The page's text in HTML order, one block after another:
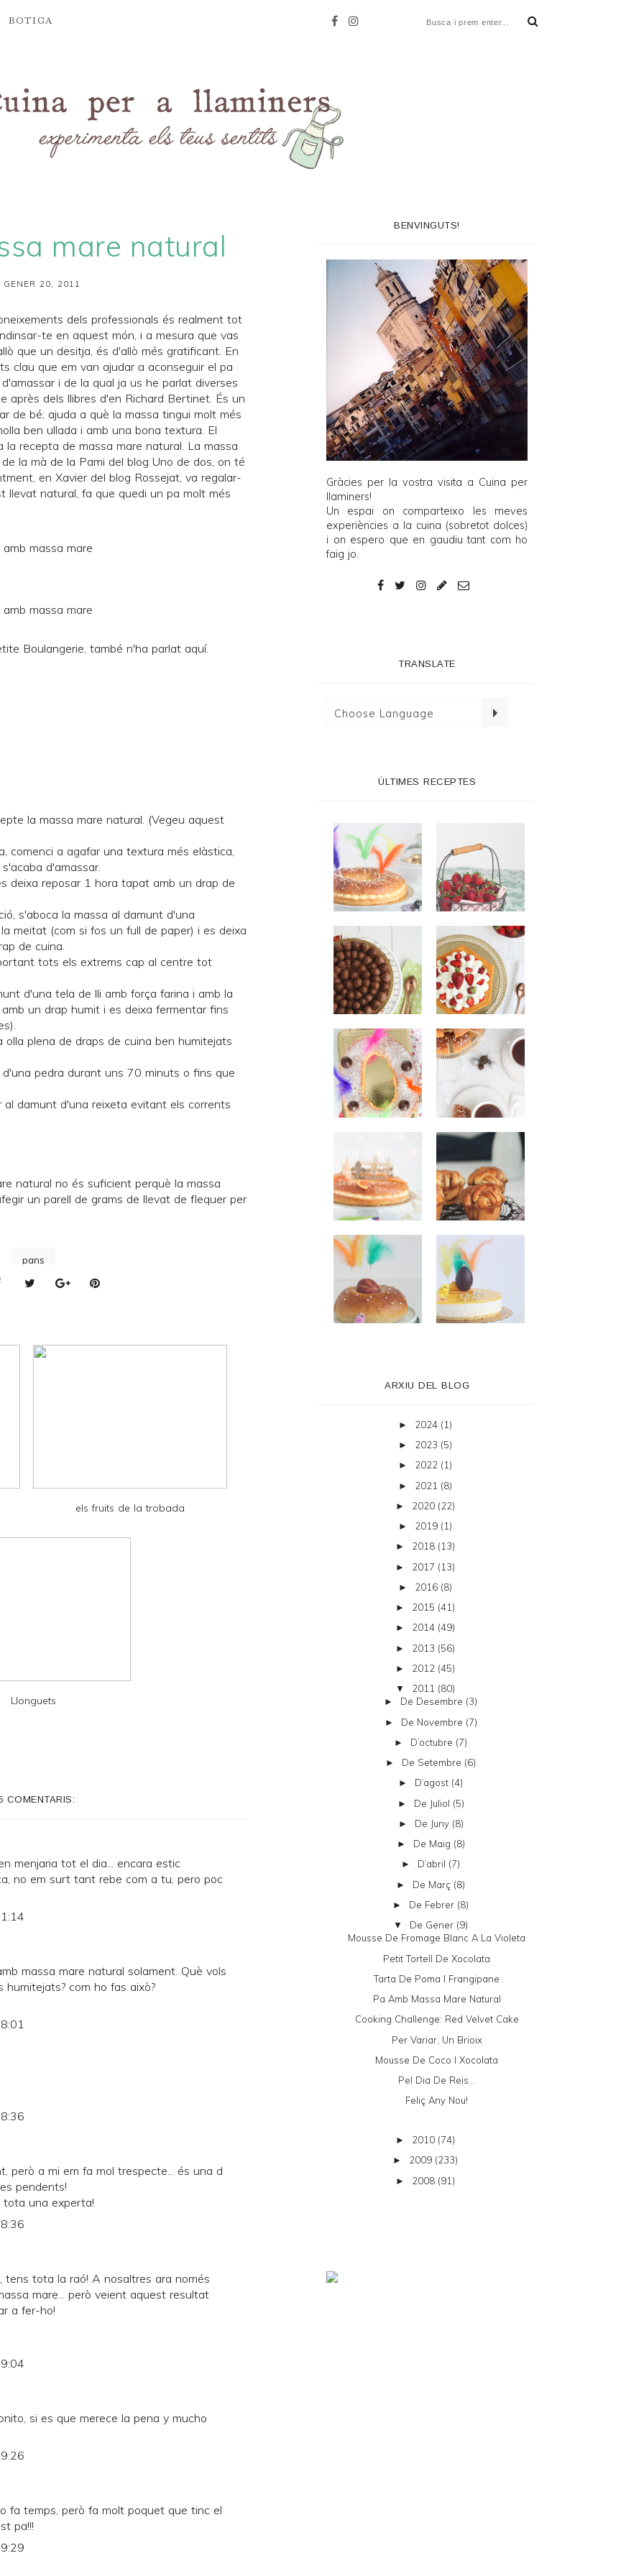
BOTIGA
mare natural
GENER 20, 2011
dels professionals és realment tot
te en aquest món, i a mesura que vas
que un desitja, és d'allò més gratificant. En
clau que em van ajudar a aconseguir el pa
i de la qual ja us he parlat diverses
après dels llibres d'en Richard Bertinet. És un
de bé; ajuda a què la massa tingui molt més
ben ullada i amb una bona textura. El
la recepta de massa mare natural. La massa
la mà de la Pami del blog Uno de dos, on té
en Xavier del blog Rossejat, va regalar-
llevat natural, fa que quedi un pa molt més
Boulangerie, també n'ha parlat aquí.
la massa mare natural. (Vegeu aquest
comenci a agafar una textura més elàstica,
d'amassar.
deixa reposar 1 hora tapat amb un drap de
s'aboca la massa al damunt d'una
meitat (com si fos un full de paper) i es deixa
de cuina.
tots els extrems cap al centre tot
d'una tela de lli amb força farina i amb la
un drap humit i es deixa fermentar fins
olla plena de draps de cuina ben humitejats
pedra durant uns 70 minuts o fins que
al damunt d'una reixeta evitant els corrents
natural no és suficient perquè la massa
un parell de grams de llevat de flequer per
pans
els fruits de la trobada
Llonguets
COMENTARIS:
menjaria tot el dia... encara estic
no em surt tant rebe com a tu, pero poc
massa mare natural solament. Què vols
humitejats? com ho fas això?
però a mi em fa mol trespecte... és una d
pendents!
una experta!
tens tota la raó! A nosaltres ara només
mare... però veient aquest resultat
a fer-ho!
si es que merece la pena y mucho
fa temps, però fa molt poquet que tinc el
pa!!!
BENVINGUTS!
Gràcies per la vostra visita a Cuina per
llaminers!
Un espai on comparteixo les meves
experiències a la cuina (sobretot dolces)
i on espero que en gaudiu tant com ho
faig jo.
TRANSLATE
ÚLTIMES RECEPTES
ARXIU DEL BLOG
► 2024 (1)
► 2023 (5)
► 2022 (1)
► 2021 (8)
► 2020 (22)
► 2019 (1)
► 2018 (13)
► 2017 (13)
► 2016 (8)
► 2015 (41)
► 2014 (49)
► 2013 (56)
► 2012 (45)
▼ 2011 (80)
► De Desembre (3)
► De Novembre (7)
► D’octubre (7)
► De Setembre (6)
► D’agost (4)
► De Juliol (5)
► De Juny (8)
► De Maig (8)
► D’abril (7)
► De Març (8)
► De Febrer (8)
▼ De Gener (9)
Mousse De Fromage Blanc A La Violeta
Petit Tortell De Xocolata
Tarta De Poma I Frangipane
Pa Amb Massa Mare Natural
Cooking Challenge: Red Velvet Cake
Per Variar, Un Brioix
Mousse De Coco I Xocolata
Pel Dia De Reis...
Feliç Any Nou!
► 2010 (74)
► 2009 (233)
► 2008 (91)